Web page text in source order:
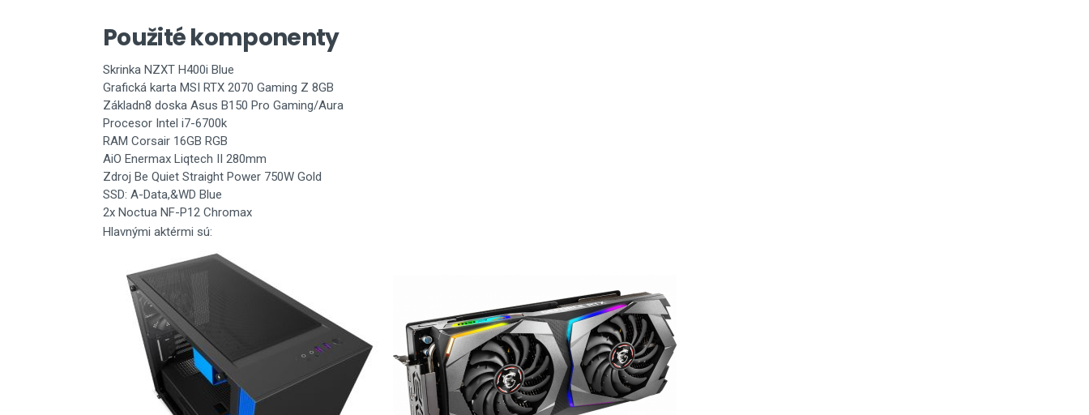
Použité komponenty
Skrinka NZXT H400i Blue
Grafická karta MSI RTX 2070 Gaming Z 8GB
Základn8 doska Asus B150 Pro Gaming/Aura
Procesor Intel i7-6700k
RAM Corsair 16GB RGB
AiO Enermax Liqtech II 280mm
Zdroj Be Quiet Straight Power 750W Gold
SSD: A-Data,&WD Blue
2x Noctua NF-P12 Chromax
Hlavnými aktérmi sú: